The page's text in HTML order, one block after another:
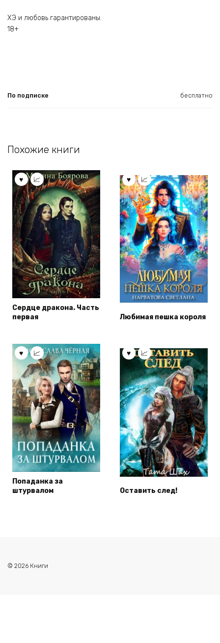
ХЭ и любовь гарантированы.
18+
По подписке бесплатно
Похожие книги
Сердце дракона. Часть
первая
Любимая пешка короля
Попаданка за
штурвалом
Оставить след!
© 2026 Книги